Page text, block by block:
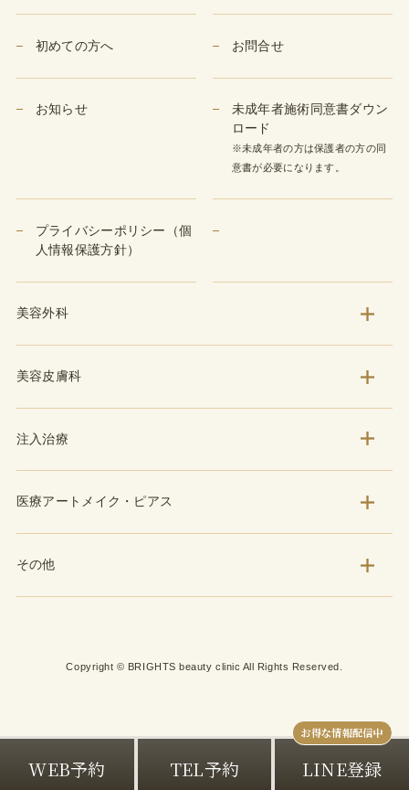
初めての方へ お問合せ
お知らせ
未成年者施術同意書ダウン
ロード
※未成年者の方は保護者の方の同
意書が必要になります。
プライバシーポリシー（個
人情報保護方針）
美容外科
美容皮膚科
注入治療
医療アートメイク・ピアス
その他
Copyright © BRIGHTS beauty clinic All Rights Reserved.
WEB予約 TEL予約 LINE登録